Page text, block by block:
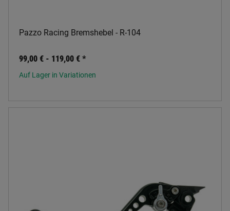
Pazzo Racing Bremshebel - R-104
99,00 € - 119,00 € *
Auf Lager in Variationen